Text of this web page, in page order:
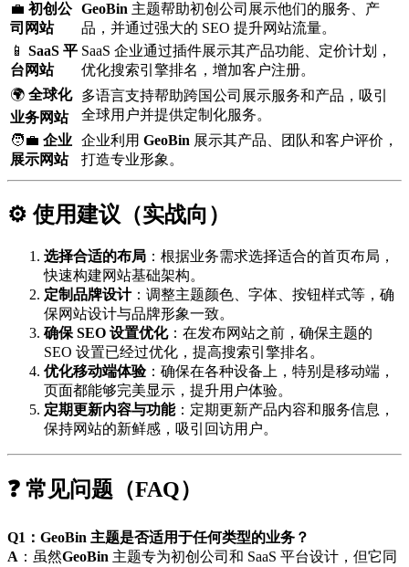
💼 初创公
司网站
GeoBin 主题帮助初创公司展示他们的服务、产
品，并通过强大的 SEO 提升网站流量。
📱 SaaS 平
台网站
SaaS 企业通过插件展示其产品功能、定价计划，
优化搜索引擎排名，增加客户注册。
🌍 全球化
业务网站
多语言支持帮助跨国公司展示服务和产品，吸引
全球用户并提供定制化服务。
🧑‍💼 企业
展示网站
企业利用 GeoBin 展示其产品、团队和客户评价，
打造专业形象。
⚙️ 使用建议（实战向）
选择合适的布局 ：根据业务需求选择适合的首页布局，
快速构建网站基础架构。
定制品牌设计：调整主题颜色、字体、按钮样式等，确
保网站设计与品牌形象一致。
确保 SEO 设置优化：在发布网站之前，确保主题的
SEO 设置已经过优化，提高搜索引擎排名。
优化移动端体验：确保在各种设备上，特别是移动端，
页面都能够完美显示，提升用户体验。
定期更新内容与功能：定期更新产品内容和服务信息，
保持网站的新鲜感，吸引回访用户。
❓ 常见问题（FAQ）
Q1：GeoBin 主题是否适用于任何类型的业务？
A ：虽然GeoBin 主题专为初创公司和 SaaS 平台设计，但它同